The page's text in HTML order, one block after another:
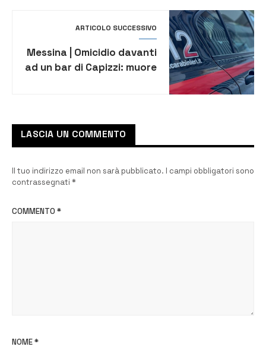
ARTICOLO SUCCESSIVO
Messina | Omicidio davanti
ad un bar di Capizzi: muore
LASCIA UN COMMENTO
Il tuo indirizzo email non sarà pubblicato. I campi obbligatori sono
contrassegnati *
COMMENTO *
NOME*